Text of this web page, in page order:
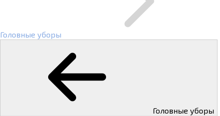
Головные уборы
Головные уборы